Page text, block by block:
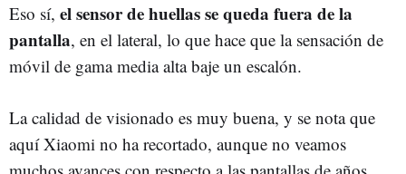
Eso sí, el sensor de huellas se queda fuera de la
pantalla, en el lateral, lo que hace que la sensación de
móvil de gama media alta baje un escalón.
La calidad de visionado es muy buena, y se nota que
aquí Xiaomi no ha recortado, aunque no veamos